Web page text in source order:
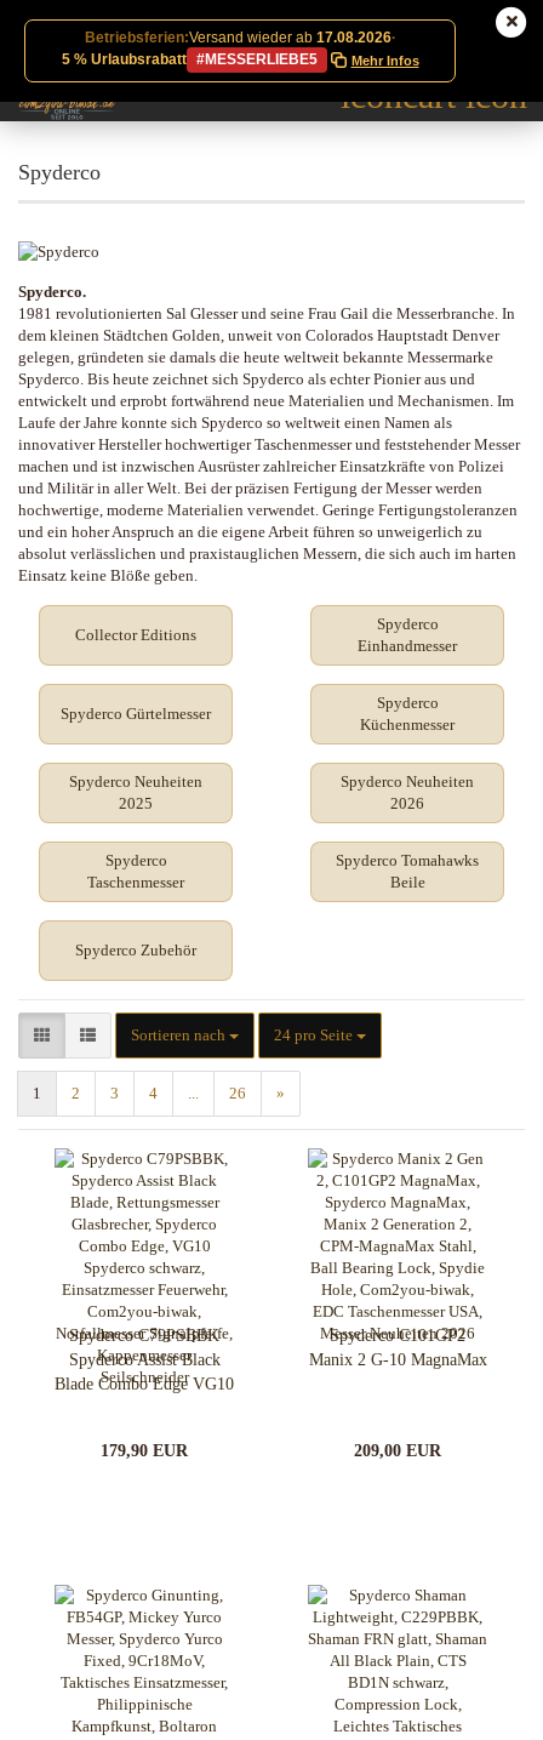
Betriebsferien:Versand wieder ab 17.08.2026·
5 % Urlaubsrabatt
#MESSERLIEBE5 Mehr Infos
Spyderco
Spyderco.
1981 revolutionierten Sal Glesser und seine Frau Gail die Messerbranche. In
dem kleinen Städtchen Golden, unweit von Colorados Hauptstadt Denver
gelegen, gründeten sie damals die heute weltweit bekannte Messermarke
Spyderco. Bis heute zeichnet sich Spyderco als echter Pionier aus und
entwickelt und erprobt fortwährend neue Materialien und Mechanismen. Im
Laufe der Jahre konnte sich Spyderco so weltweit einen Namen als
innovativer Hersteller hochwertiger Taschenmesser und feststehender Messer
machen und ist inzwischen Ausrüster zahlreicher Einsatzkräfte von Polizei
und Militär in aller Welt. Bei der präzisen Fertigung der Messer werden
hochwertige, moderne Materialien verwendet. Geringe Fertigungstoleranzen
und ein hoher Anspruch an die eigene Arbeit führen so unweigerlich zu
absolut verlässlichen und praxistauglichen Messern, die sich auch im harten
Einsatz keine Blöße geben.
Collector Editions
Spyderco
Einhandmesser
Spyderco Gürtelmesser
Spyderco
Küchenmesser
Spyderco Neuheiten
2025
Spyderco Neuheiten
2026
Spyderco
Taschenmesser
Spyderco Tomahawks
Beile
Spyderco Zubehör
Sortieren nach
Sortieren nach 24 pro Seite
pro Seite
1 2 3 4 ... 26 »
Spyderco C79PSBBK
Spyderco Assist Black
Blade Combo Edge VG10
179,90 EUR
Spyderco C101GP2
Manix 2 G-10 MagnaMax
209,00 EUR